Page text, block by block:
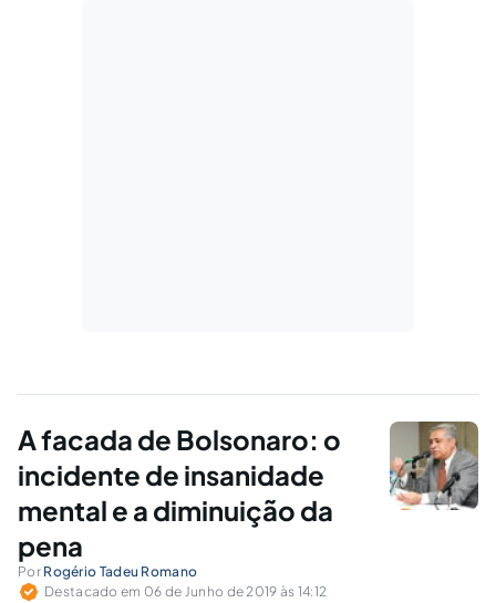
A facada de Bolsonaro: o
incidente de insanidade
mental e a diminuição da
pena
Por Rogério Tadeu Romano
Destacado em 06 de Junho de 2019 às 14:12